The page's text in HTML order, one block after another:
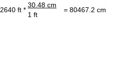
2640 ft *
30.48 cm
= 80467.2 cm
1 ft